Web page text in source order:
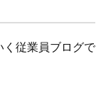
く従業員ブログで